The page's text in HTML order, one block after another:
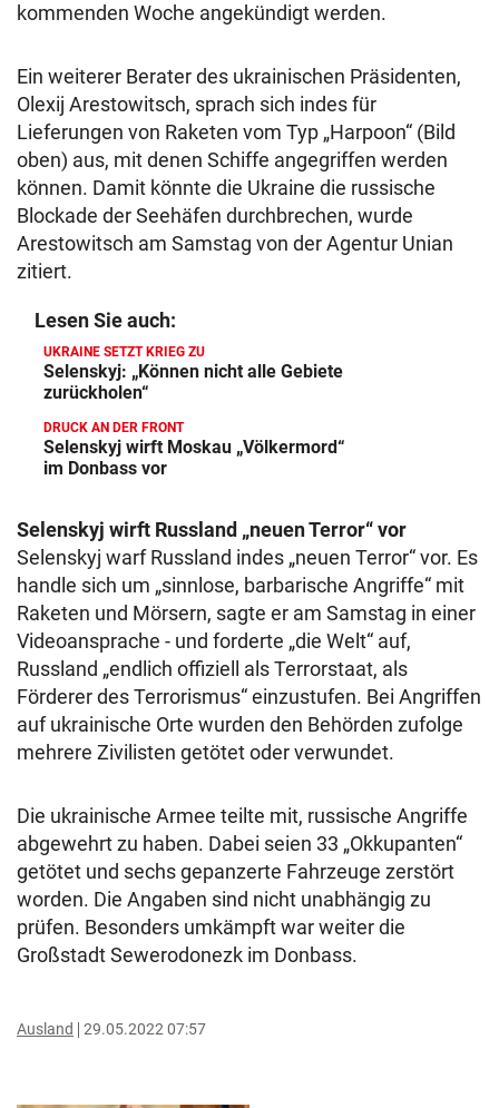
kommenden Woche angekündigt werden.
Ein weiterer Berater des ukrainischen Präsidenten,
Olexij Arestowitsch, sprach sich indes für
Lieferungen von Raketen vom Typ „Harpoon“ (Bild
oben) aus, mit denen Schiffe angegriffen werden
können. Damit könnte die Ukraine die russische
Blockade der Seehäfen durchbrechen, wurde
Arestowitsch am Samstag von der Agentur Unian
zitiert.
Lesen Sie auch:
UKRAINE SETZT KRIEG ZU
Selenskyj: „Können nicht alle Gebiete
zurückholen“
DRUCK AN DER FRONT
Selenskyj wirft Moskau „Völkermord“
im Donbass vor
Selenskyj wirft Russland „neuen Terror“ vor
Selenskyj warf Russland indes „neuen Terror“ vor. Es
handle sich um „sinnlose, barbarische Angriffe“ mit
Raketen und Mörsern, sagte er am Samstag in einer
Videoansprache - und forderte „die Welt“ auf,
Russland „endlich offiziell als Terrorstaat, als
Förderer des Terrorismus“ einzustufen. Bei Angriffen
auf ukrainische Orte wurden den Behörden zufolge
mehrere Zivilisten getötet oder verwundet.
Die ukrainische Armee teilte mit, russische Angriffe
abgewehrt zu haben. Dabei seien 33 „Okkupanten“
getötet und sechs gepanzerte Fahrzeuge zerstört
worden. Die Angaben sind nicht unabhängig zu
prüfen. Besonders umkämpft war weiter die
Großstadt Sewerodonezk im Donbass.
Ausland 29.05.2022 07:57